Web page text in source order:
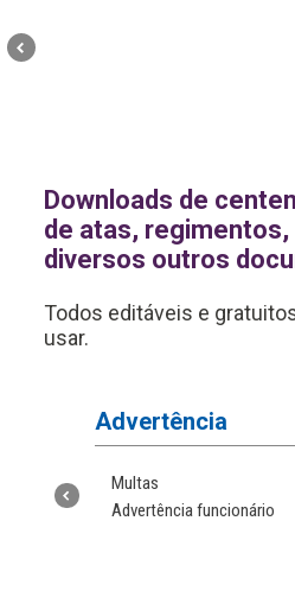
Downloads de
de atas,
diversos outros
Todos editáveis e
usar.
Advertência
Multas
Advertência funcionário